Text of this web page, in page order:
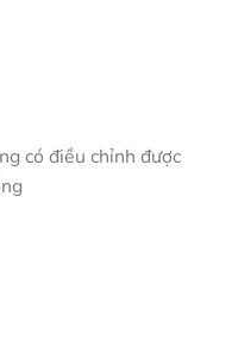
có điều chỉnh được